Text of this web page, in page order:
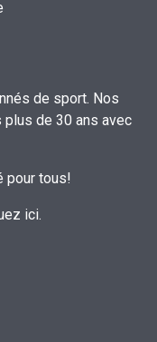
de sport. Nos
de 30 ans avec
pour tous!
ici.